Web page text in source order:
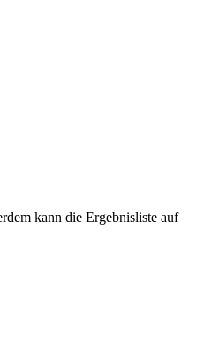
kann die Ergebnisliste auf